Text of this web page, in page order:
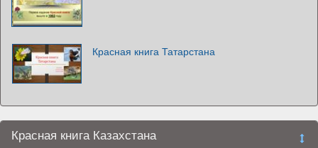
Красная книга Татарстана
Красная книга Казахстана